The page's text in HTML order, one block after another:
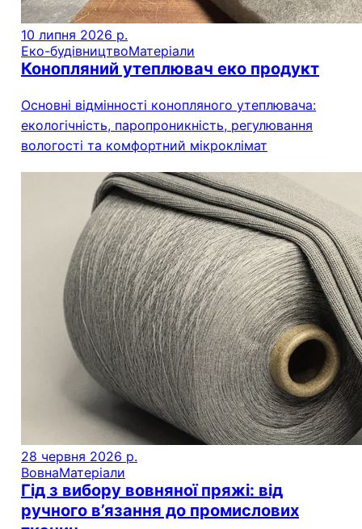
10 липня 2026 р.
Еко-будівництвоМатеріали
Конопляний утеплювач еко продукт
Основні відмінності конопляного утеплювача:
екологічність, паропроникність, регулювання
вологості та комфортний мікроклімат
28 червня 2026 р.
ВовнаМатеріали
Гід з вибору вовняної пряжі: від
ручного в’язання до промислових